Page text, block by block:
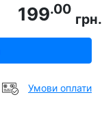
199.00
грн.
Умови оплати